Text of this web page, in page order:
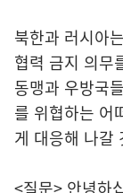
북한과 러시아
협력 금지 의무
동맹과 우방국
를 위협하는 어
게 대응해 나갈
<질문> 안녕하